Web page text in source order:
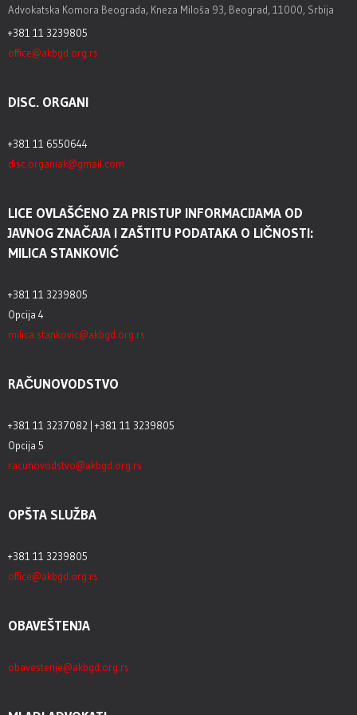
Advokatska Komora Beograda, Kneza Miloša 93, Beograd, 11000, Srbija
+381 11 3239805
office@akbgd.org.rs
DISC. ORGANI
+381 11 6550644
disc.organiak@gmail.com
LICE OVLAŠĆENO ZA PRISTUP INFORMACIJAMA OD
JAVNOG ZNAČAJA I ZAŠTITU PODATAKA O LIČNOSTI:
MILICA STANKOVIĆ
+381 11 3239805
Opcija 4
milica.stankovic@akbgd.org.rs
RAČUNOVODSTVO
+381 11 3237082 | +381 11 3239805
Opcija 5
racunovodstvo@akbgd.org.rs
OPŠTA SLUŽBA
+381 11 3239805
office@akbgd.org.rs
OBAVEŠTENJA
obavestenje@akbgd.org.rs